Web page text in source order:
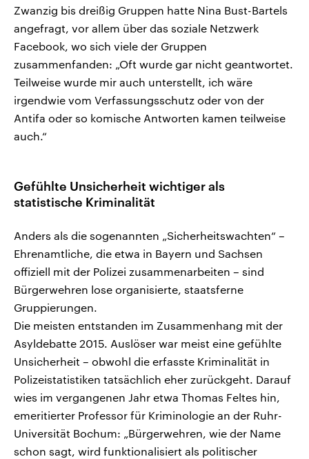
Zwanzig bis dreißig Gruppen hatte Nina Bust-Bartels
angefragt, vor allem über das soziale Netzwerk
Facebook, wo sich viele der Gruppen
zusammenfanden: „Oft wurde gar nicht geantwortet.
Teilweise wurde mir auch unterstellt, ich wäre
irgendwie vom Verfassungsschutz oder von der
Antifa oder so komische Antworten kamen teilweise
auch.“
Gefühlte Unsicherheit wichtiger als
statistische Kriminalität
Anders als die sogenannten „Sicherheitswachten“ –
Ehrenamtliche, die etwa in Bayern und Sachsen
offiziell mit der Polizei zusammenarbeiten – sind
Bürgerwehren lose organisierte, staatsferne
Gruppierungen.
Die meisten entstanden im Zusammenhang mit der
Asyldebatte 2015. Auslöser war meist eine gefühlte
Unsicherheit – obwohl die erfasste Kriminalität in
Polizeistatistiken tatsächlich eher zurückgeht. Darauf
wies im vergangenen Jahr etwa Thomas Feltes hin,
emeritierter Professor für Kriminologie an der Ruhr-
Universität Bochum: „Bürgerwehren, wie der Name
schon sagt, wird funktionalisiert als politischer